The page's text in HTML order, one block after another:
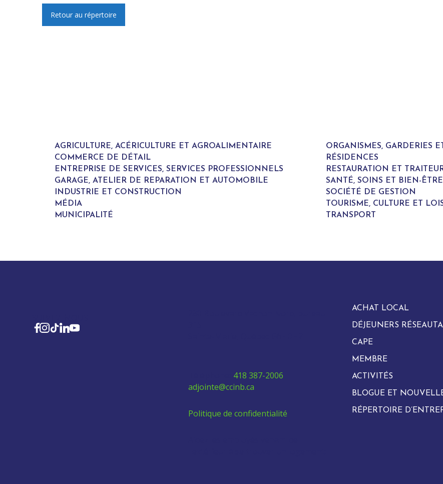
Retour au répertoire
AGRICULTURE, ACÉRICULTURE ET AGROALIMENTAIRE
ORGANISMES, GARDERIES
COMMERCE DE DÉTAIL
RÉSIDENCES
ENTREPRISE DE SERVICES, SERVICES PROFESSIONNELS
RESTAURATION ET
GARAGE, ATELIER DE REPARATION ET AUTOMOBILE
SANTÉ, SOINS ET BIEN-ÊTRE
INDUSTRIE ET CONSTRUCTION
SOCIÉTÉ DE GESTION
MÉDIA
TOURISME, CULTURE ET
MUNICIPALITÉ
TRANSPORT
418 387-2006
adjointe@ccinb.ca
Politique de confidentialité
ACHAT LOCAL
DÉJEUNERS
CAPE
MEMBRE
ACTIVITÉS
BLOGUE ET
RÉPERTOIRE